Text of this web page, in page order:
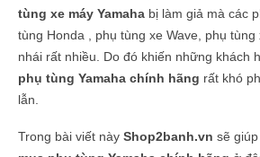
tùng xe máy Yamaha bị làm giả mà các
tùng Honda , phụ tùng xe Wave, phụ tùng
nhái rất nhiều. Do đó khiến những khách
phụ tùng Yamaha chính hãng rất khó
lẫn.
Trong bài viết này Shop2banh.vn sẽ